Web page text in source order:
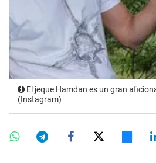
El jeque Hamdan es un gran
(Instagram)